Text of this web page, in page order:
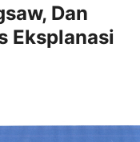
Dan
Eksplanasi